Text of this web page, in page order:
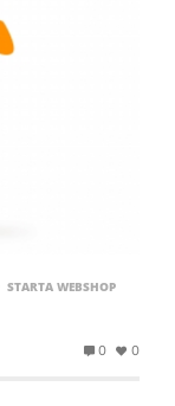
STARTA WEBSHOP
0 0